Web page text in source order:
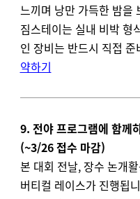
느끼며 낭만 가득한 밤을
짐스테이는 실내 비박 형
인 장비는 반드시 직접
약하기
9. 전야 프로그램에 함
(~3/26 접수 마감)
본 대회 전날, 장수 논개
버티컬 레이스가 진행됩